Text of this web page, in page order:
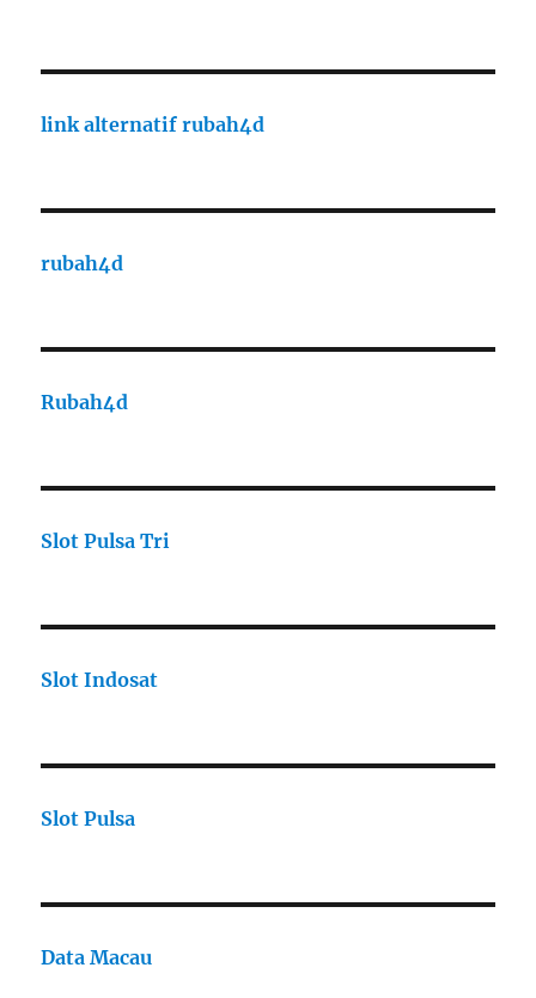
link alternatif rubah4d
rubah4d
Rubah4d
Slot Pulsa Tri
Slot Indosat
Slot Pulsa
Data Macau